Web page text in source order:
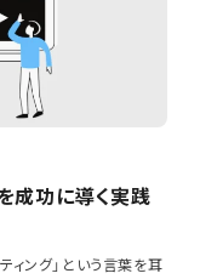
成功に導く実践
ィング」という言葉を耳